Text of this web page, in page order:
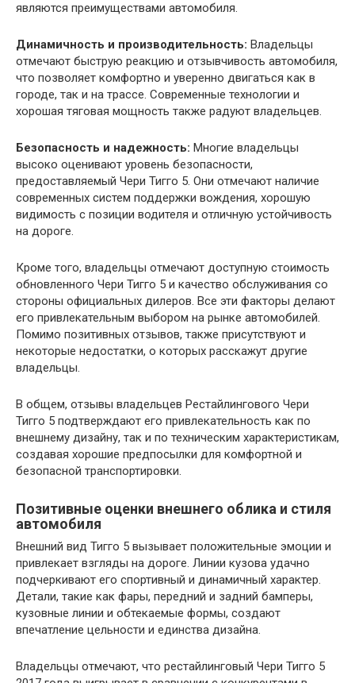
являются преимуществами автомобиля.
Динамичность и производительность: Владельцы
отмечают быструю реакцию и отзывчивость автомобиля,
что позволяет комфортно и уверенно двигаться как в
городе, так и на трассе. Современные технологии и
хорошая тяговая мощность также радуют владельцев.
Безопасность и надежность: Многие владельцы
высоко оценивают уровень безопасности,
предоставляемый Чери Тигго 5. Они отмечают наличие
современных систем поддержки вождения, хорошую
видимость с позиции водителя и отличную устойчивость
на дороге.
Кроме того, владельцы отмечают доступную стоимость
обновленного Чери Тигго 5 и качество обслуживания со
стороны официальных дилеров. Все эти факторы делают
его привлекательным выбором на рынке автомобилей.
Помимо позитивных отзывов, также присутствуют и
некоторые недостатки, о которых расскажут другие
владельцы.
В общем, отзывы владельцев Рестайлингового Чери
Тигго 5 подтверждают его привлекательность как по
внешнему дизайну, так и по техническим характеристикам,
создавая хорошие предпосылки для комфортной и
безопасной транспортировки.
Позитивные оценки внешнего облика и стиля
автомобиля
Внешний вид Тигго 5 вызывает положительные эмоции и
привлекает взгляды на дороге. Линии кузова удачно
подчеркивают его спортивный и динамичный характер.
Детали, такие как фары, передний и задний бамперы,
кузовные линии и обтекаемые формы, создают
впечатление цельности и единства дизайна.
Владельцы отмечают, что рестайлинговый Чери Тигго 5